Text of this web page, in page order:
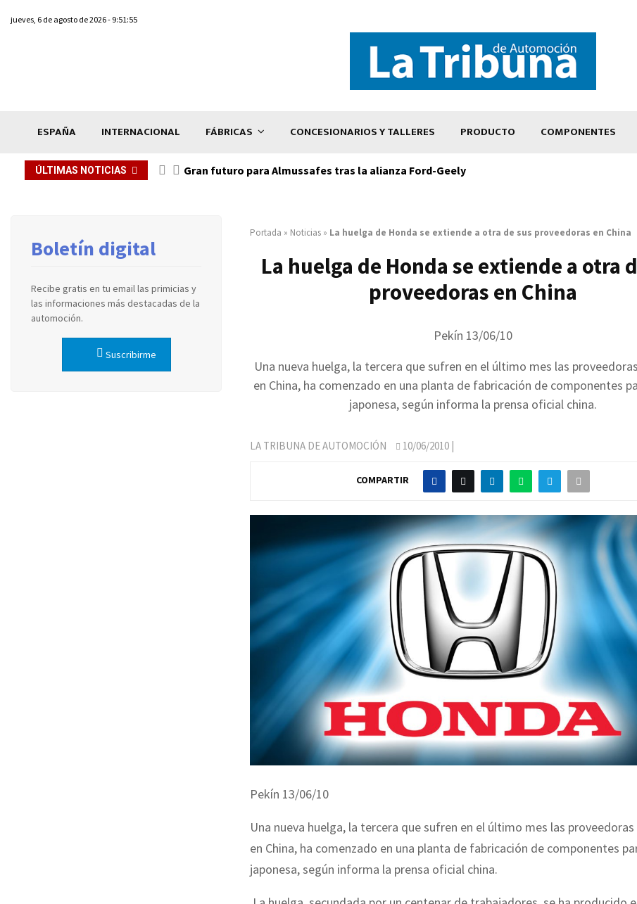
jueves, 6 de agosto de 2026 - 9:51:55
ESPAÑA INTERNACIONAL FÁBRICAS CONCESIONARIOS Y TALLERES PRODUCTO COMPONENTES
ÚLTIMAS NOTICIAS Gran futuro para Almussafes tras la alianza Ford-Geely
Portada » Noticias » La huelga de Honda se extiende a otra de sus proveedoras en China
La huelga de Honda se extiende a otra
proveedoras en China
Pekín 13/06/10
Una nueva huelga, la tercera que sufren en el último mes las
en China, ha comenzado en una planta de fabricación de componentes
japonesa, según informa la prensa oficial china.
LA TRIBUNA DE AUTOMOCIÓN 10/06/2010 |
COMPARTIR
Pekín 13/06/10
Una nueva huelga, la tercera que sufren en el último mes las
en China, ha comenzado en una planta de fabricación de componentes
japonesa, según informa la prensa oficial china.
Boletín digital
Recibe gratis en tu email las primicias y
las informaciones más destacadas de la
automoción.
Suscribirme